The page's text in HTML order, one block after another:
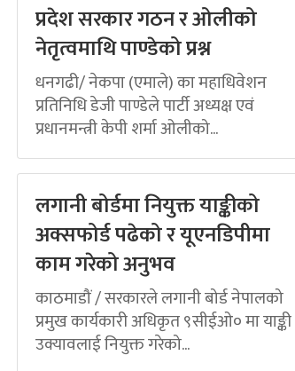
प्रदेश सरकार गठन र ओलीको
नेतृत्वमाथि पाण्डेको प्रश्न
धनगढी/ नेकपा (एमाले) का महाधिवेशन
प्रतिनिधि डेजी पाण्डेले पार्टी अध्यक्ष एवं
प्रधानमन्त्री केपी शर्मा ओलीको...
लगानी बोर्डमा नियुक्त याङ्कीको
अक्सफोर्ड पढेको र यूएनडिपीमा
काम गरेको अनुभव
काठमाडौं / सरकारले लगानी बोर्ड नेपालको
प्रमुख कार्यकारी अधिकृत ९सीईओ० मा याङ्की
उक्यावलाई नियुक्त गरेको...